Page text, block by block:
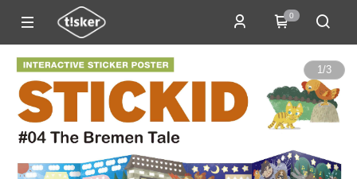
0
1/3